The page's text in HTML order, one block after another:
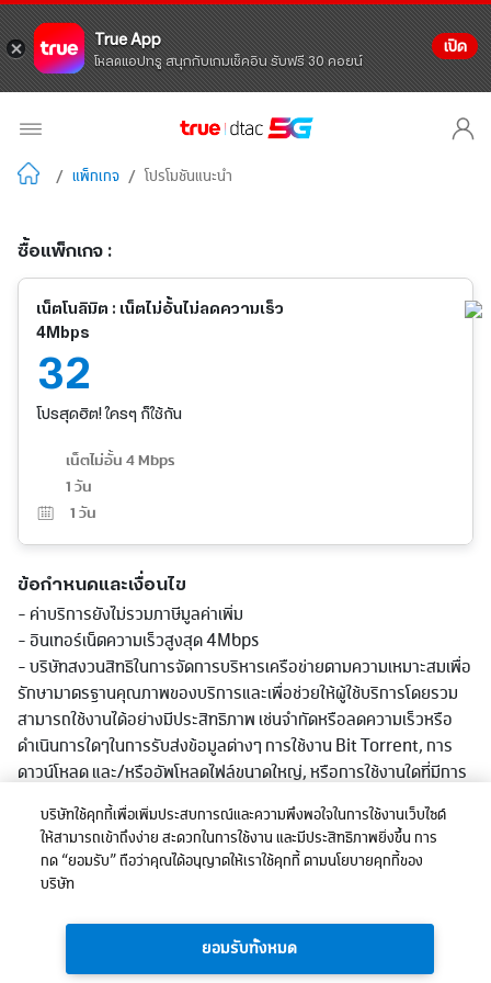
True App
โหลดแอปทรู สนุกกับเกมเช็คอิน รับฟรี 30 คอยน์
เปิด
/ แพ็กเกจ / โปรโมชันแนะนำ
ซื้อแพ็กเกจ :
เน็ตโนลิมิต : เน็ตไม่อั้นไม่ลดความเร็ว
4Mbps
32
โปรสุดฮิต! ใครๆ ก็ใช้กัน
เน็ตไม่อั้น 4 Mbps
1 วัน
1 วัน
ข้อกำหนดและเงื่อนไข
- ค่าบริการยังไม่รวมภาษีมูลค่าเพิ่ม
- อินเทอร์เน็ตความเร็วสูงสุด 4Mbps
- บริษัทสงวนสิทธิในการจัดการบริหารเครือข่ายตามความเหมาะสมเพื่อ
รักษามาตรฐานคุณภาพของบริการและเพื่อช่วยให้ผู้ใช้บริการโดยรวม
สามารถใช้งานได้อย่างมีประสิทธิภาพ เช่นจำกัดหรือลดความเร็วหรือ
ดำเนินการใดๆในการรับส่งข้อมูลต่างๆ การใช้งาน Bit Torrent, การ
ดาวน์โหลด และ/หรืออัพโหลดไฟล์ขนาดใหญ่, หรือการใช้งานใดที่มีการ
รับส่งข้อมูลในปริมาณมากอย่างต่อเนื่องหรือที่มีผลต่อการใช้บริการ
หรือเกิดความไม่เป็นธรรมก่อหรืออาจะก่อให้เกิดความเสียหายต่อผู้ใช้
บริการอื่นและ/หรือต่อเครือข่ายหรือการให้บริการโดยรวมของบริษัท
ทั้งนี้ การลดความเร็วอาจลดต่ำกว่าที่ระบุในแพ็กเกจตามแต่ลักษณะการ
- บริษัทฯ ขอสงวนสิทธิ์ในการเปลี่ยนแปลงการเสนอขายได้ตามสมควร
บริษัทใช้คุกกี้เพื่อเพิ่มประสบการณ์และความพึงพอใจในการใช้งานเว็บไซต์
ให้สามารถเข้าถึงง่าย สะดวกในการใช้งาน และมีประสิทธิภาพยิ่งขึ้น การ
กด “ยอมรับ” ถือว่าคุณได้อนุญาตให้เราใช้คุกกี้ ตามนโยบายคุกกี้ของ
บริษัท
ยอมรับทั้งหมด